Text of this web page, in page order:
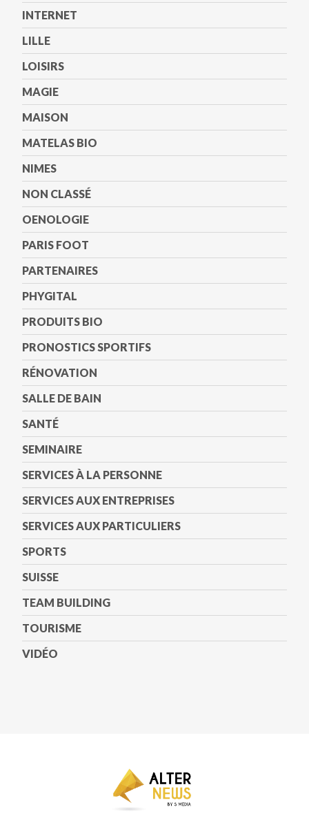
INTERNET
LILLE
LOISIRS
MAGIE
MAISON
MATELAS BIO
NIMES
NON CLASSÉ
OENOLOGIE
PARIS FOOT
PARTENAIRES
PHYGITAL
PRODUITS BIO
PRONOSTICS SPORTIFS
RÉNOVATION
SALLE DE BAIN
SANTÉ
SEMINAIRE
SERVICES À LA PERSONNE
SERVICES AUX ENTREPRISES
SERVICES AUX PARTICULIERS
SPORTS
SUISSE
TEAM BUILDING
TOURISME
VIDÉO